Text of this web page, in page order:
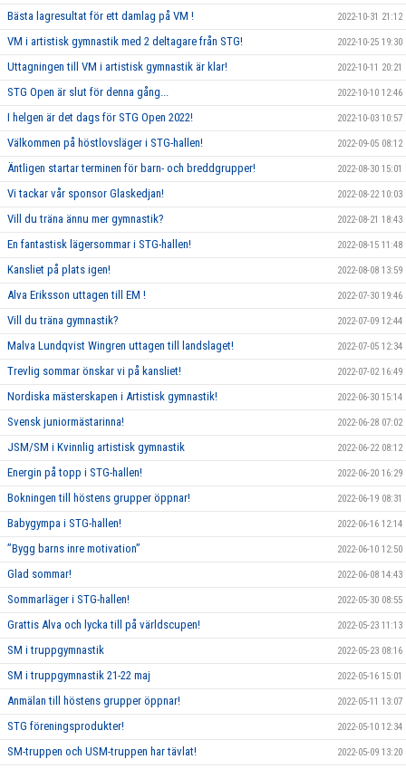
Bästa lagresultat för ett damlag på VM ! 2022-10-31 21:12
VM i artistisk gymnastik med 2 deltagare från STG! 2022-10-25 19:30
Uttagningen till VM i artistisk gymnastik är klar! 2022-10-11 20:21
STG Open är slut för denna gång... 2022-10-10 12:46
I helgen är det dags för STG Open 2022! 2022-10-03 10:57
Välkommen på höstlovsläger i STG-hallen! 2022-09-05 08:12
Äntligen startar terminen för barn- och breddgrupper! 2022-08-30 15:01
Vi tackar vår sponsor Glaskedjan! 2022-08-22 10:03
Vill du träna ännu mer gymnastik? 2022-08-21 18:43
En fantastisk lägersommar i STG-hallen! 2022-08-15 11:48
Kansliet på plats igen! 2022-08-08 13:59
Alva Eriksson uttagen till EM ! 2022-07-30 19:46
Vill du träna gymnastik? 2022-07-09 12:44
Malva Lundqvist Wingren uttagen till landslaget! 2022-07-05 12:34
Trevlig sommar önskar vi på kansliet! 2022-07-02 16:49
Nordiska mästerskapen i Artistisk gymnastik! 2022-06-30 15:14
Svensk juniormästarinna! 2022-06-28 07:02
JSM/SM i Kvinnlig artistisk gymnastik 2022-06-22 08:12
Energin på topp i STG-hallen! 2022-06-20 16:29
Bokningen till höstens grupper öppnar! 2022-06-19 08:31
Babygympa i STG-hallen! 2022-06-16 12:14
”Bygg barns inre motivation” 2022-06-10 12:50
Glad sommar! 2022-06-08 14:43
Sommarläger i STG-hallen! 2022-05-30 08:55
Grattis Alva och lycka till på världscupen! 2022-05-23 11:13
SM i truppgymnastik 2022-05-23 08:16
SM i truppgymnastik 21-22 maj 2022-05-16 15:01
Anmälan till höstens grupper öppnar! 2022-05-11 13:07
STG föreningsprodukter! 2022-05-10 12:34
SM-truppen och USM-truppen har tävlat! 2022-05-09 13:20